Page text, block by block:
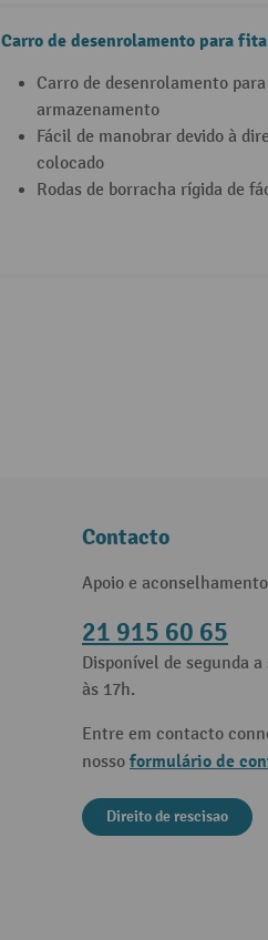
Carro de desenrolamento para
Carro de desenrolamento
armazenamento
Fácil de manobrar devido à
colocado
Rodas de borracha rígida de
Contacto
Apoio e
21 915 60 65
Disponível de segunda
às 17h.
Entre em contacto
nosso formulário de
Direito de rescisao